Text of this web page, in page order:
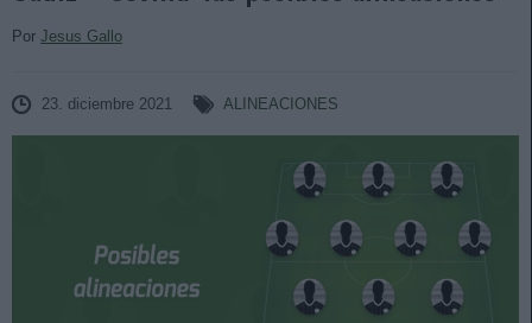
Por Jesus Gallo
23. diciembre 2021 ALINEACIONES